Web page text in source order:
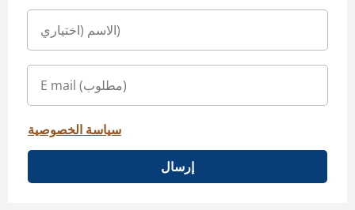
سياسة الخصوصية
إرسال